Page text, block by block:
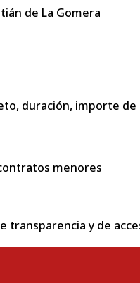
de La Gomera
duración, importe
menores
transparencia y de